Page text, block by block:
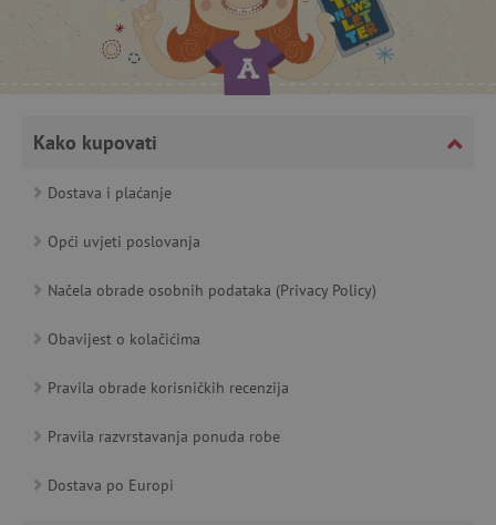
Kako kupovati
Dostava i plaćanje
Opći uvjeti poslovanja
Načela obrade osobnih podataka (Privacy Policy)
Obavijest o kolačićima
Pravila obrade korisničkih recenzija
Pravila razvrstavanja ponuda robe
Dostava po Europi
featureFlagCheckoutExperimentVariant
product_filter_remember www.agatinsvijet.hr
_lb
__cf_bm